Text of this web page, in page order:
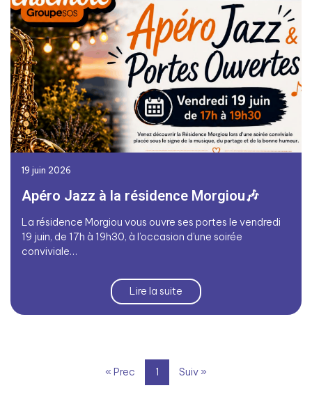
19 juin 2026
Apéro Jazz à la résidence Morgiou🎶
La résidence Morgiou vous ouvre ses portes le vendredi
19 juin, de 17h à 19h30, à l’occasion d’une soirée
conviviale…
Lire la suite
« Prec 1 Suiv »